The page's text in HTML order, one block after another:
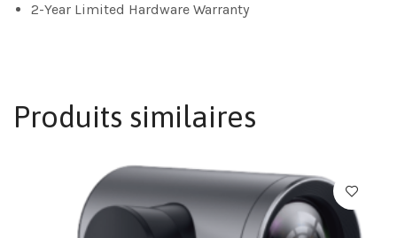
2-Year Limited Hardware Warranty
Produits similaires